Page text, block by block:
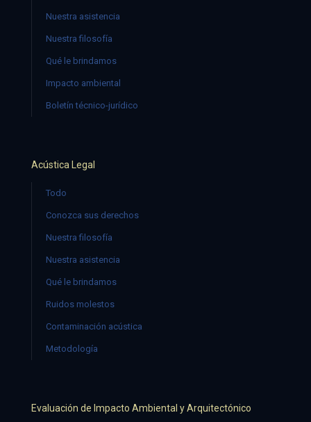
Nuestra asistencia
Nuestra filosofía
Qué le brindamos
Impacto ambiental
Boletín técnico-jurídico
Acústica Legal
Todo
Conozca sus derechos
Nuestra filosofía
Nuestra asistencia
Qué le brindamos
Ruidos molestos
Contaminación acústica
Metodología
Evaluación de Impacto Ambiental y Arquitectónico